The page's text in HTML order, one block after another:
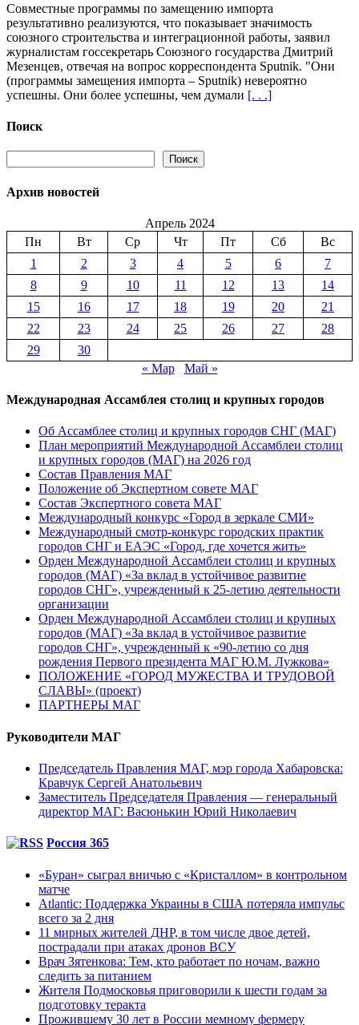
Госсекретарь
Союзного
государства
Д.Мезенцев:
союзные
программы
импортозамещения
Совместные программы по замещению импорта
результативно реализуются, что показывает значимость
союзного строительства и интеграционной работы, заявил
журналистам госсекретарь Союзного государства Дмитрий
Мезенцев, отвечая на вопрос корреспондента Sputnik. "Они
(программы замещения импорта – Sputnik) невероятно
успешны. Они более успешны, чем думали [. . .]
Поиск
Поиск
Архив новостей
Апрель 2024
Пн
Вт Ср Чт Пт Сб
Вс
1
2 3 4 5 6
7
8
9 10 11 12 13
14
15
16 17 18 19 20
21
22
23 24 25 26 27
28
29
30
« Мар
Май »
Международная Ассамблея столиц и крупных городов
Об Ассамблее столиц и крупных городов СНГ (МАГ)
План мероприятий Международной Ассамблеи столиц
и крупных городов (МАГ) на 2026 год
Состав Правления МАГ
Положение об Экспертном совете МАГ
Состав Экспертного совета МАГ
Международный конкурс «Город в зеркале СМИ»
Международный смотр-конкурс городских практик
городов СНГ и ЕАЭС «Город, где хочется жить»
Орден Международной Ассамблеи столиц и крупных
городов (МАГ) «За вклад в устойчивое развитие
городов СНГ», учрежденный к 25-летию деятельности
организации
Орден Международной Ассамблеи столиц и крупных
городов (МАГ) «За вклад в устойчивое развитие
городов СНГ», учрежденный к «90-летию со дня
рождения Первого президента МАГ Ю.М. Лужкова»
ПОЛОЖЕНИЕ «ГОРОД МУЖЕСТВА И ТРУДОВОЙ
СЛАВЫ» (проект)
ПАРТНЕРЫ МАГ
Руководители МАГ
Председатель Правления МАГ, мэр города Хабаровска:
Кравчук Сергей Анатольевич
Заместитель Председателя Правления — генеральный
директор МАГ: Васюнькин Юрий Николаевич
Россия 365
«Буран» сыграл вничью с «Кристаллом» в контрольном
матче
Atlantic: Поддержка Украины в США потеряла импульс
всего за 2 дня
11 мирных жителей ДНР, в том числе двое детей,
пострадали при атаках дронов ВСУ
Врач Зятенкова: Тем, кто работает по ночам, важно
следить за питанием
Жителя Подмосковья приговорили к шести годам за
подготовку теракта
Прожившему 30 лет в России мемному фермеру